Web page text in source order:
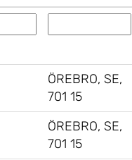
ÖREBRO, SE,
701 15
ÖREBRO, SE,
701 15